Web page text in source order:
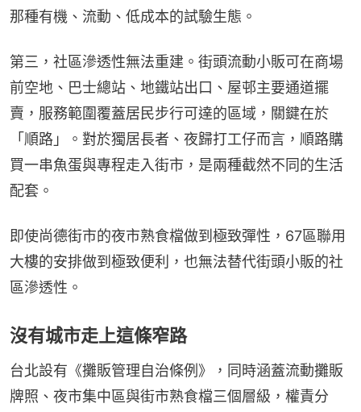
那種有機、流動、低成本的試驗生態。
第三，社區滲透性無法重建。街頭流動小販可在商場
前空地、巴士總站、地鐵站出口、屋邨主要通道擺
賣，服務範圍覆蓋居民步行可達的區域，關鍵在於
「順路」。對於獨居長者、夜歸打工仔而言，順路購
買一串魚蛋與專程走入街市，是兩種截然不同的生活
配套。
即使尚德街市的夜市熟食檔做到極致彈性，67區聯用
大樓的安排做到極致便利，也無法替代街頭小販的社
區滲透性。
沒有城市走上這條窄路
台北設有《攤販管理自治條例》，同時涵蓋流動攤販
牌照、夜市集中區與街市熟食檔三個層級，權責分